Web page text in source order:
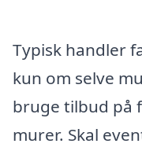
Typisk handler
kun om selve
bruge tilbud på
murer. Skal